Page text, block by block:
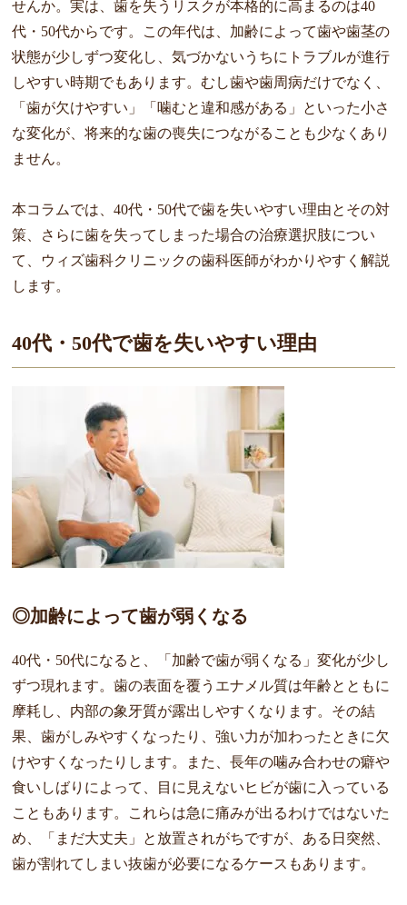
せんか。実は、歯を失うリスクが本格的に高まるのは40
代・50代からです。この年代は、加齢によって歯や歯茎の
状態が少しずつ変化し、気づかないうちにトラブルが進行
しやすい時期でもあります。むし歯や歯周病だけでなく、
「歯が欠けやすい」「噛むと違和感がある」といった小さ
な変化が、将来的な歯の喪失につながることも少なくあり
ません。
本コラムでは、40代・50代で歯を失いやすい理由とその対
策、さらに歯を失ってしまった場合の治療選択肢につい
て、ウィズ歯科クリニックの歯科医師がわかりやすく解説
します。
40代・50代で歯を失いやすい理由
◎加齢によって歯が弱くなる
40代・50代になると、「加齢で歯が弱くなる」変化が少し
ずつ現れます。歯の表面を覆うエナメル質は年齢とともに
摩耗し、内部の象牙質が露出しやすくなります。その結
果、歯がしみやすくなったり、強い力が加わったときに欠
けやすくなったりします。また、長年の噛み合わせの癖や
食いしばりによって、目に見えないヒビが歯に入っている
こともあります。これらは急に痛みが出るわけではないた
め、「まだ大丈夫」と放置されがちですが、ある日突然、
歯が割れてしまい抜歯が必要になるケースもあります。